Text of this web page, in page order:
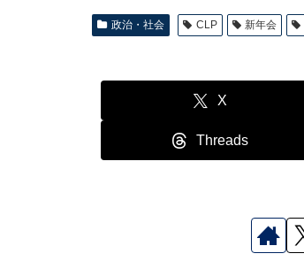
政治・社会 CLP 新年会
X
Threads